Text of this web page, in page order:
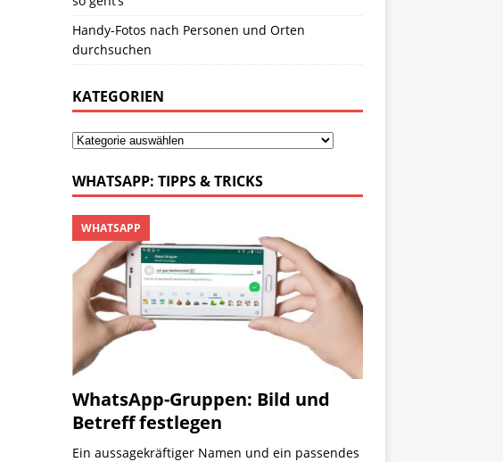
Handy-Fotos nach Personen und Orten
durchsuchen
KATEGORIEN
WHATSAPP: TIPPS & TRICKS
WhatsApp-Gruppen: Bild und
Betreff festlegen
WHATSAPP
Ein aussagekräftiger Namen und ein passendes